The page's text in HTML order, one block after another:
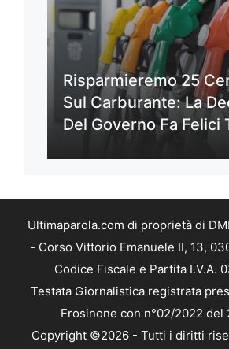
Risparmieremo 25
Sul Carburante: La
Del Governo Fa Felici
Ultimaparola.com di proprietà di
- Corso Vittorio Emanuele II, 13,
Codice Fiscale e Partita I.V.A.
Testata Giornalistica registrata
Frosinone con n°02/2022 del
Copyright ©2026 - Tutti i diritti